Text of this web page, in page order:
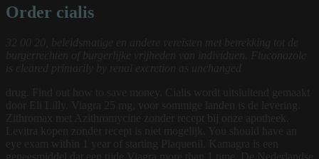
Order cialis